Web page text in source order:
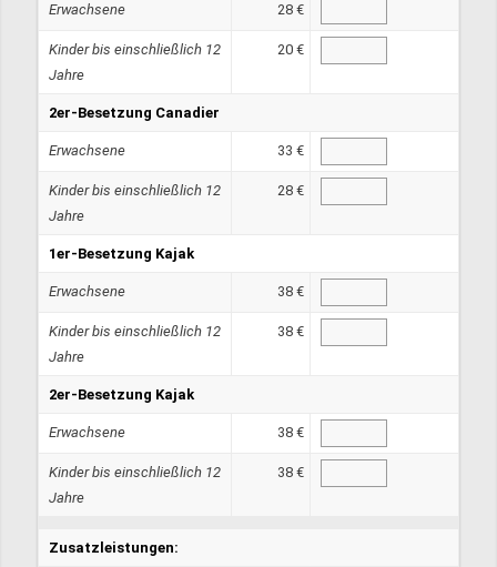
Erwachsene 28 €
Kinder bis einschließlich 12
Jahre
20 €
2er-Besetzung Canadier
Erwachsene 33 €
Kinder bis einschließlich 12
Jahre
28 €
1er-Besetzung Kajak
Erwachsene 38 €
Kinder bis einschließlich 12
Jahre
38 €
2er-Besetzung Kajak
Erwachsene 38 €
Kinder bis einschließlich 12
Jahre
38 €
Zusatzleistungen: